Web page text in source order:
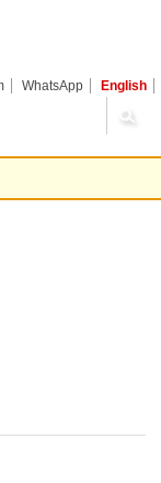
WhatsApp English